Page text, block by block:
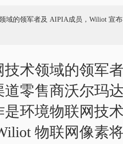
域的领军者及 AIPIA成员，Wiliot 宣
技术领域的领军
零售商沃尔玛
环境物联网技
物联网像素